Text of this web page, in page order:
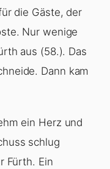
die Gäste, der
Nur wenige
aus (58.). Das
Dann kam
ein Herz und
schlug
Fürth. Ein